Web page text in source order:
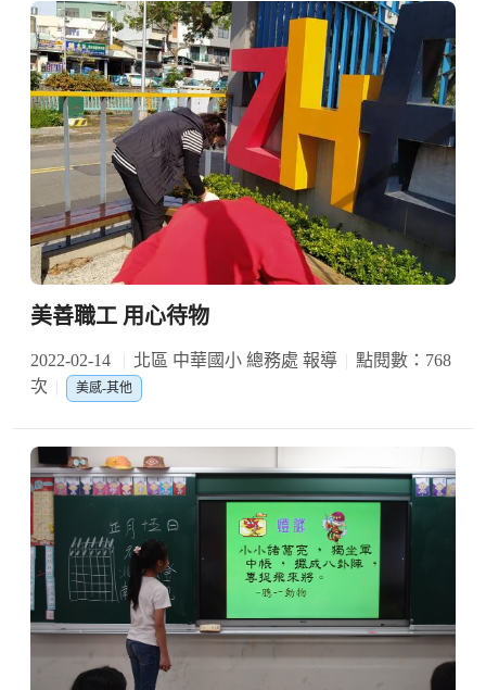
美善職工 用心待物
2022-02-14 北區 中華國小 總務處 報導
點閱數：768
次
美感-其他